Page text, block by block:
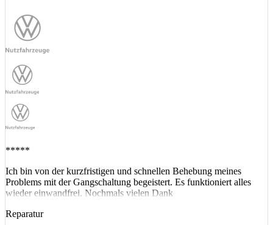
*****
Ich bin von der kurzfristigen und schnellen Behebung meines
Problems mit der Gangschaltung begeistert. Es funktioniert alles
wieder einwandfrei. Nochmals vielen Dank
Reparatur